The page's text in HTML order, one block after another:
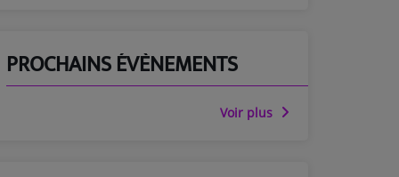
PROCHAINS ÉVÈNEMENTS
Voir plus